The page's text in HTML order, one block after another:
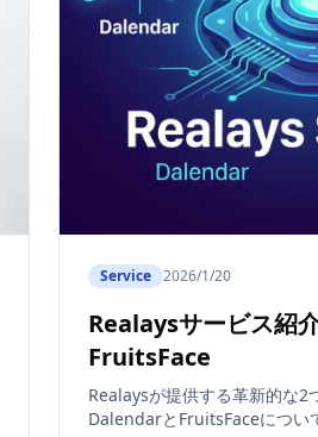
Service 2026/1/20
Realaysサービス紹
FruitsFace
Realaysが提供する革新的な2
DalendarとFruitsFaceについ